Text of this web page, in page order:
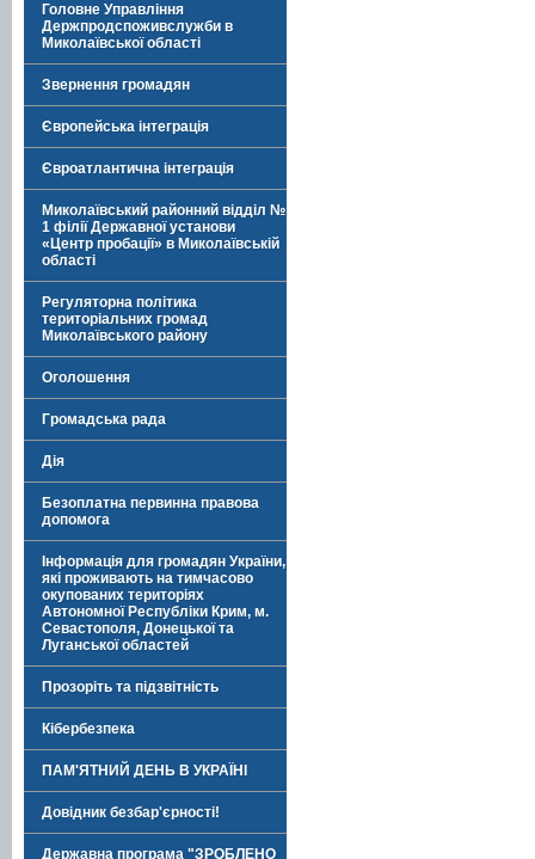
Головне Управління
Держпродспоживслужби в
Миколаївської області
Звернення громадян
Європейська інтеграція
Євроатлантична інтеграція
Миколаївський районний відділ №
1 філії Державної установи
«Центр пробації» в Миколаївській
області
Регуляторна політика
територіальних громад
Миколаївського району
Оголошення
Громадська рада
Дія
Безоплатна первинна правова
допомога
Інформація для громадян України,
які проживають на тимчасово
окупованих територіях
Автономної Республіки Крим, м.
Севастополя, Донецької та
Луганської областей
Прозоріть та підзвітність
Кібербезпека
ПАМ'ЯТНИЙ ДЕНЬ В УКРАЇНІ
Довідник безбар'єрності!
Державна програма "ЗРОБЛЕНО